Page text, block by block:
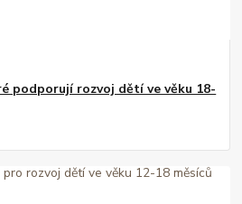
podporují rozvoj dětí ve věku 18-